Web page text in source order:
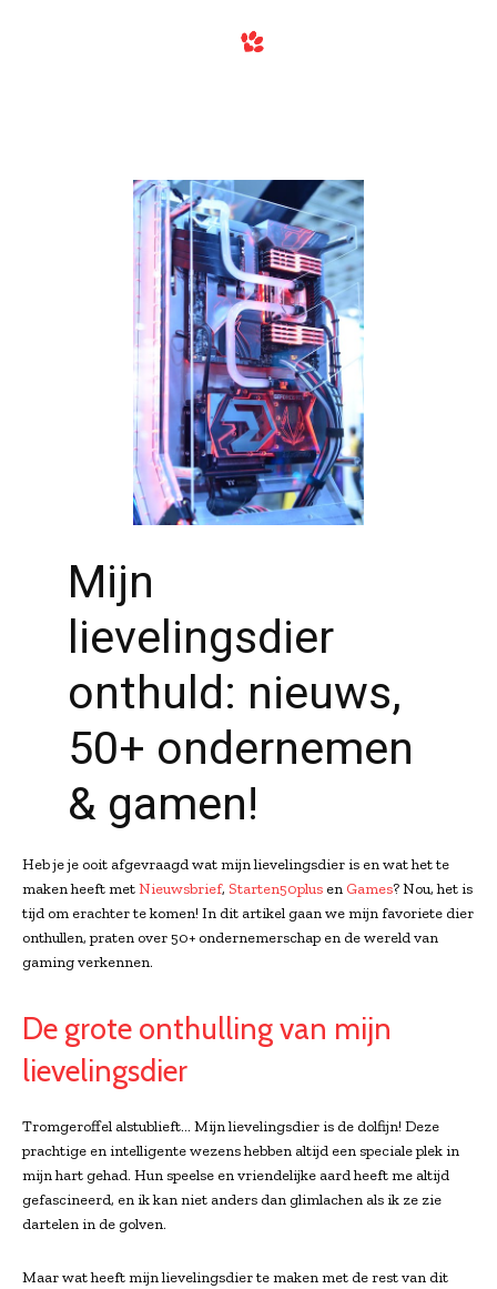
Mijn
lievelingsdier
onthuld: nieuws,
50+ ondernemen
& gamen!
Heb je je ooit afgevraagd wat mijn lievelingsdier is en wat het te
maken heeft metNieuwsbrief, Starten50plus en Games? Nou, het is
tijd om erachter te komen! In dit artikel gaan we mijn favoriete dier
onthullen, praten over 50+ ondernemerschap en de wereld van
gaming verkennen.
De grote onthulling van mijn
lievelingsdier
Tromgeroffel alstublieft… Mijn lievelingsdier is de dolfijn! Deze
prachtige en intelligente wezens hebben altijd een speciale plek in
mijn hart gehad. Hun speelse en vriendelijke aard heeft me altijd
gefascineerd, en ik kan niet anders dan glimlachen als ik ze zie
dartelen in de golven.
Maar wat heeft mijn lievelingsdier te maken met de rest van dit